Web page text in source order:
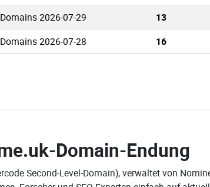
2026-07-29 13
2026-07-28 16
Domain-Endung
Second-Level-Domain), verwaltet von